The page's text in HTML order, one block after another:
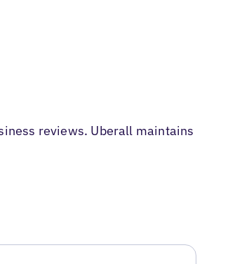
reviews. Uberall maintains